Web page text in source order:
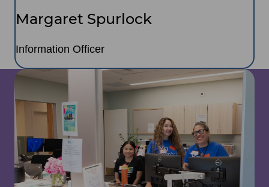
Margaret Spurlock
Information Officer